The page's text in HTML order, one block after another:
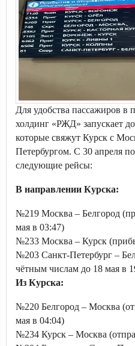
Для удобства пассажиров в
холдинг «РЖД» запускает
которые свяжут Курск с
Петербургом. С 30 апреля
следующие рейсы:
В направлении Курска:
№219 Москва – Белгород
мая в 03:47)
№233 Москва – Курск
№203 Санкт-Петербург –
чётным числам до 18 мая в
Из Курска:
№220 Белгород – Москва
мая в 04:04)
№234 Курск – Москва